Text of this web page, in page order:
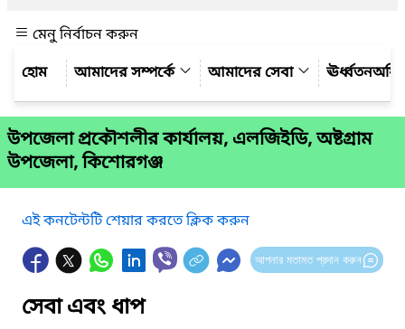
মেনু নির্বাচন করুন
আমাদের সম্পর্কে
আমাদের সেবা
উপজেলা প্রকৌশলীর কার্যালয়, এলজিইডি, অষ্টগ্রাম
উপজেলা, কিশোরগঞ্জ
এই কনটেন্টটি শেয়ার করতে ক্লিক করুন
আপনার মতামত প্রদান করুন
সেবা এবং ধাপ